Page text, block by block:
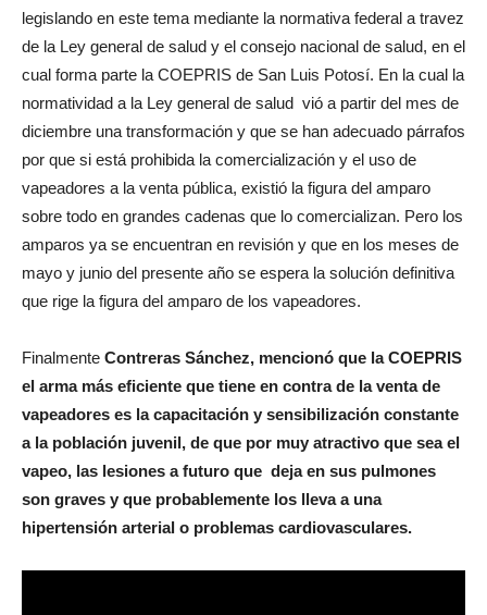
legislando en este tema mediante la normativa federal a travez
de la Ley general de salud y el consejo nacional de salud, en el
cual forma parte la COEPRIS de San Luis Potosí. En la cual la
normatividad a la Ley general de salud vió a partir del mes de
diciembre una transformación y que se han adecuado párrafos
por que si está prohibida la comercialización y el uso de
vapeadores a la venta pública, existió la figura del amparo
sobre todo en grandes cadenas que lo comercializan. Pero los
amparos ya se encuentran en revisión y que en los meses de
mayo y junio del presente año se espera la solución definitiva
que rige la figura del amparo de los vapeadores.
Finalmente Contreras Sánchez, mencionó que la COEPRIS
el arma más eficiente que tiene en contra de la venta de
vapeadores es la capacitación y sensibilización constante
a la población juvenil, de que por muy atractivo que sea el
vapeo, las lesiones a futuro que deja en sus pulmones
son graves y que probablemente los lleva a una
hipertensión arterial o problemas cardiovasculares.